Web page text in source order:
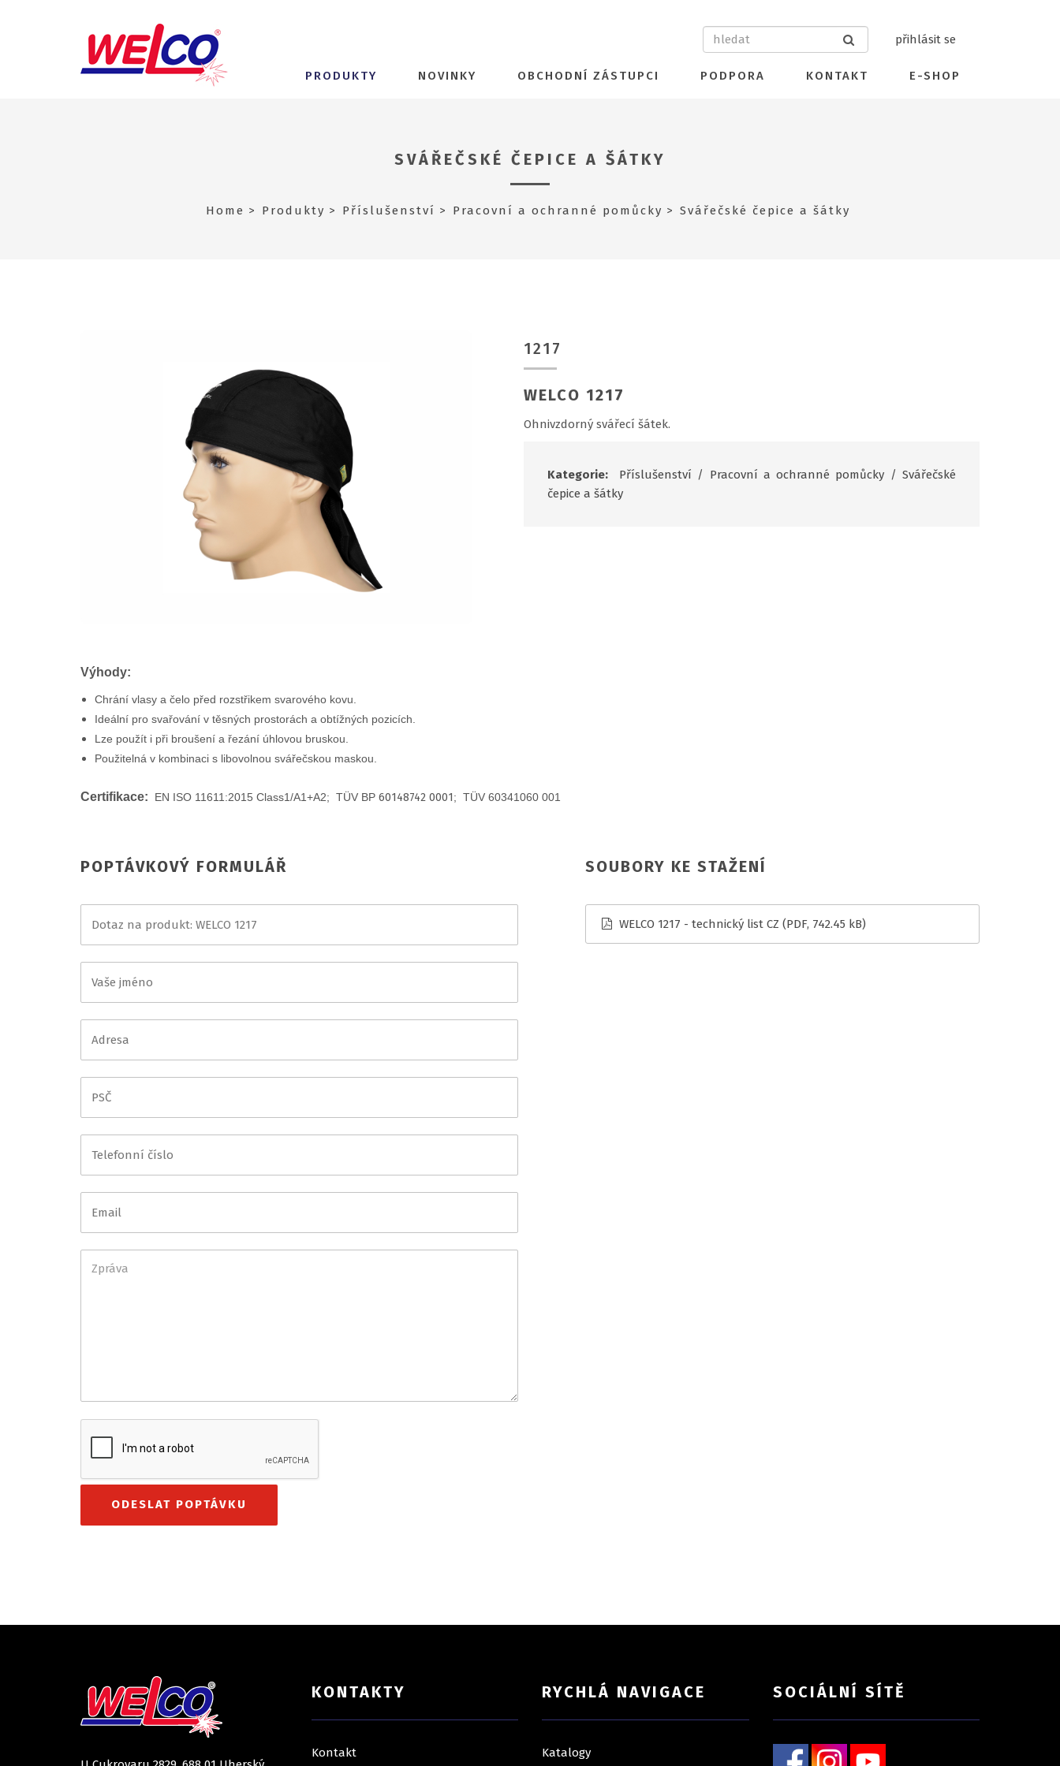
přihlásit se
PRODUKTY NOVINKY OBCHODNÍ ZÁSTUPCI PODPORA KONTAKT E-SHOP
SVÁŘEČSKÉ ČEPICE A ŠÁTKY
Home Produkty Příslušenství Pracovní a ochranné pomůcky Svářečské čepice a šátky
1217
WELCO 1217
Ohnivzdorný svářecí šátek.
Kategorie: Příslušenství / Pracovní a ochranné pomůcky / Svářečské
čepice a šátky
Výhody:
Chrání vlasy a čelo před rozstřikem svarového kovu.
Ideální pro svařování v těsných prostorách a obtížných pozicích.
Lze použít i při broušení a řezání úhlovou bruskou.
Použitelná v kombinaci s libovolnou svářečskou maskou.
Certifikace: EN ISO 11611:2015 Class1/A1+A2; TÜV BP 60148742 0001; TÜV 60341060 001
SOUBORY KE STAŽENÍ
WELCO 1217 - technický list CZ (PDF, 742.45 kB)
POPTÁVKOVÝ FORMULÁŘ
KONTAKTY
Kontakt
RYCHLÁ NAVIGACE
Katalogy
SOCIÁLNÍ SÍTĚ